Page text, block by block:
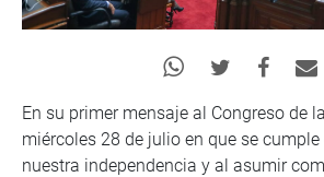
En su primer mensaje al Congreso de
miércoles 28 de julio en que se
nuestra independencia y al asumir